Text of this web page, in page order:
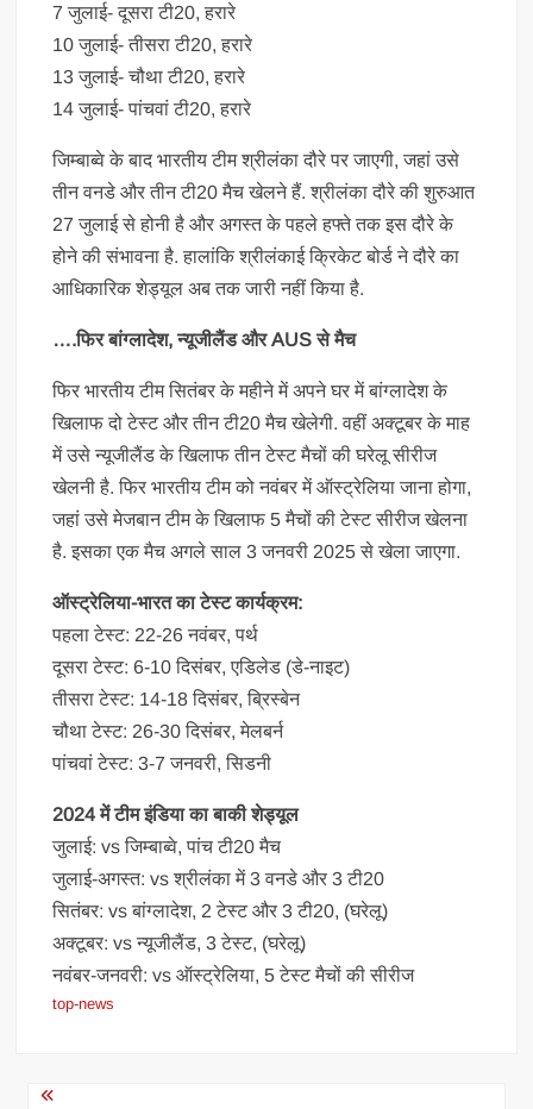
7 जुलाई- दूसरा टी20, हरारे
10 जुलाई- तीसरा टी20, हरारे
13 जुलाई- चौथा टी20, हरारे
14 जुलाई- पांचवां टी20, हरारे
जिम्बाब्वे के बाद भारतीय टीम श्रीलंका दौरे पर जाएगी, जहां उसे
तीन वनडे और तीन टी20 मैच खेलने हैं. श्रीलंका दौरे की शुरुआत
27 जुलाई से होनी है और अगस्त के पहले हफ्ते तक इस दौरे के
होने की संभावना है. हालांकि श्रीलंकाई क्रिकेट बोर्ड ने दौरे का
आधिकारिक शेड्यूल अब तक जारी नहीं किया है.
….फिर बांग्लादेश, न्यूजीलैंड और AUS से मैच
फिर भारतीय टीम सितंबर के महीने में अपने घर में बांग्लादेश के
खिलाफ दो टेस्ट और तीन टी20 मैच खेलेगी. वहीं अक्टूबर के माह
में उसे न्यूजीलैंड के खिलाफ तीन टेस्ट मैचों की घरेलू सीरीज
खेलनी है. फिर भारतीय टीम को नवंबर में ऑस्ट्रेलिया जाना होगा,
जहां उसे मेजबान टीम के खिलाफ 5 मैचों की टेस्ट सीरीज खेलना
है. इसका एक मैच अगले साल 3 जनवरी 2025 से खेला जाएगा.
ऑस्ट्रेलिया-भारत का टेस्ट कार्यक्रम:
पहला टेस्ट: 22-26 नवंबर, पर्थ
दूसरा टेस्ट: 6-10 दिसंबर, एडिलेड (डे-नाइट)
तीसरा टेस्ट: 14-18 दिसंबर, ब्रिस्बेन
चौथा टेस्ट: 26-30 दिसंबर, मेलबर्न
पांचवां टेस्ट: 3-7 जनवरी, सिडनी
2024 में टीम इंडिया का बाकी शेड्यूल
जुलाई: vs जिम्बाब्वे, पांच टी20 मैच
जुलाई-अगस्त: vs श्रीलंका में 3 वनडे और 3 टी20
सितंबर: vs बांग्लादेश, 2 टेस्ट और 3 टी20, (घरेलू)
अक्टूबर: vs न्यूजीलैंड, 3 टेस्ट, (घरेलू)
नवंबर-जनवरी: vs ऑस्ट्रेलिया, 5 टेस्ट मैचों की सीरीज
top-news